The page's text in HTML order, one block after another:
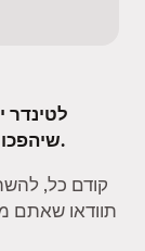
לטינדר
שיהפכו את החוויה שלכם בטינדר לטובה פי אלף.
קודם כל,
תוודאו שאתם